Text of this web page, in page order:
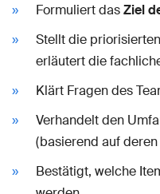
Formuliert dasZiel
Stellt die
erläutert die
Klärt Fragen des
Verhandelt den
(basierend auf
Bestätigt, welche